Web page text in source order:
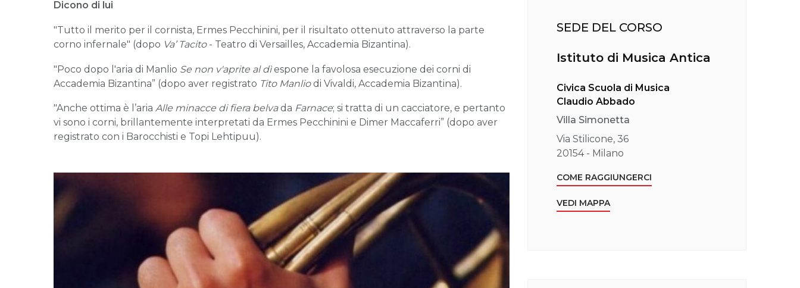
SEDE DEL CORSO
Istituto di Musica Antica
Civica Scuola di Musica
Claudio Abbado
Villa Simonetta
Via Stilicone, 36
20154 - Milano
COME RAGGIUNGERCI
VEDI MAPPA
Dicono di lui
"Tutto il merito per il cornista, Ermes Pecchinini, per il risultato ottenuto attraverso la parte
corno infernale" (dopo Va’ Tacito- Teatro di Versailles, Accademia Bizantina).
"Poco dopo l'aria di Manlio Se non v'aprite al dìespone la favolosa esecuzione dei corni di
Accademia Bizantina” (dopo aver registrato Tito Manliodi Vivaldi, Accademia Bizantina).
"Anche ottima è l’aria Alle minacce di fiera belvada Farnace; si tratta di un cacciatore, e pertanto
vi sono i corni, brillantemente interpretati da Ermes Pecchinini e Dimer Maccaferri” (dopo aver
registrato con i Barocchisti e Topi Lehtipuu).